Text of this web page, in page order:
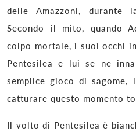
delle Amazzoni, durante
Secondo il mito, quando
colpo mortale, i suoi occhi
Pentesilea e lui se ne
semplice gioco di sagome,
catturare questo momento
Il volto di Pentesilea è